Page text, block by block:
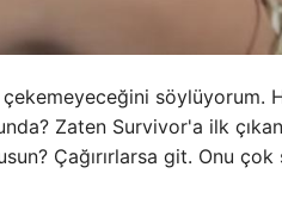
çekemeyeceğini
Zaten Survivor'a ilk
Çağırırlarsa git. Onu